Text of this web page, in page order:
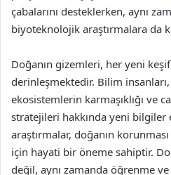
çabalarını desteklerken, aynı
biyoteknolojik araştırmalara da
Doğanın gizemleri, her yeni
derinleşmektedir. Bilim
ekosistemlerin karmaşıklığı ve
stratejileri hakkında yeni bilgiler
araştırmalar, doğanın
için hayati bir öneme sahiptir.
değil, aynı zamanda öğrenme ve